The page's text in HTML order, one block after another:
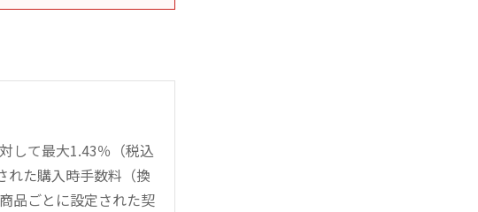
して最大1.43％（税込
れた購入時手数料（換
品ごとに設定された契